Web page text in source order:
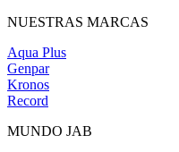
NUESTRAS MARCAS
Aqua Plus
Genpar
Kronos
Record
MUNDO JAB